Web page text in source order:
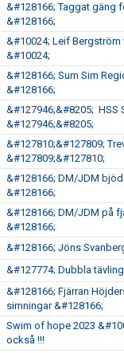
&#128166; Taggat gäng
&#128166;
&#10024; Leif
&#10024;
&#128166; Sum Sim
&#128166;
&#127946;&#8205; HSS
&#127946;&#8205;
&#127810;&#127809;
&#127809;&#127810;
&#128166; DM/JDM
&#128166;
&#128166; DM/JDM på
&#128166;
&#128166; Jöns
&#127774; Dubbla
&#128166; Fjärran
simningar &#128166;
Swim of hope 2023
också !!!